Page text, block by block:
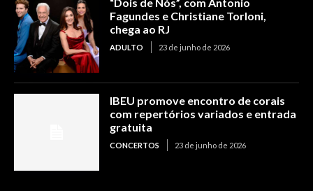
Fagundes e Christiane Torloni,
chega ao RJ
ADULTO 23 de junho de 2026
IBEU promove encontro de corais
com repertórios variados e entrada
gratuita
CONCERTOS 23 de junho de 2026